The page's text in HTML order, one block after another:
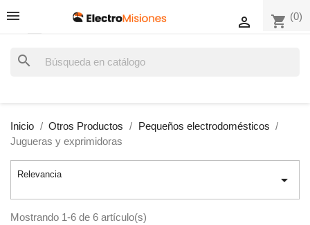
shopping_cart (0)

search
Inicio Otros Productos
Pequeños electrodomésticos
Jugueras y exprimidoras
Relevancia 
Mostrando 1-6 de 6 artículo(s)